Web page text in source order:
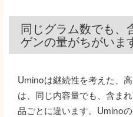
同じグラム数でも、
ゲンの量がちがいま
Uminoは継続性を考えた、
は、同じ内容量でも、含ま
品ごとに違います。Umino